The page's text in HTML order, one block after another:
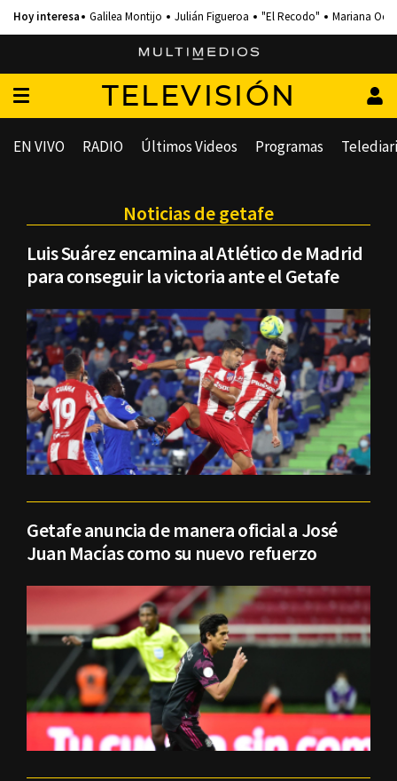
Galilea Montijo Julián Figueroa "El Recodo" Mariana
TELEVISIÓN
EN VIVO RADIO Últimos Videos Programas
Noticias de getafe
Luis Suárez encamina al Atlético de Madrid
para conseguir la victoria ante el Getafe
Getafe anuncia de manera oficial a José
Juan Macías como su nuevo refuerzo